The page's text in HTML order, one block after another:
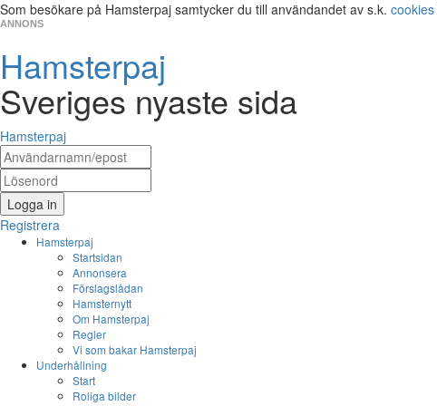
Som besökare på Hamsterpaj samtycker du till användandet av s.k. cookies
ANNONS
Hamsterpaj
Sveriges nyaste sida
Hamsterpaj
Logga in
Registrera
Hamsterpaj
Startsidan
Annonsera
Förslagslådan
Hamsternytt
Om Hamsterpaj
Regler
Vi som bakar Hamsterpaj
Underhållning
Start
Roliga bilder